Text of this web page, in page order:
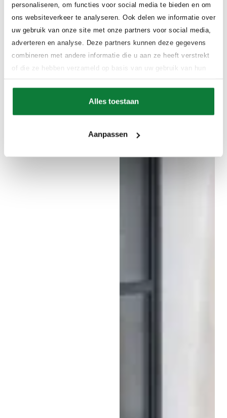
personaliseren, om functies voor social media te bieden en om
ons websiteverkeer te analyseren. Ook delen we informatie over
uw gebruik van onze site met onze partners voor social media,
adverteren en analyse. Deze partners kunnen deze gegevens
combineren met andere informatie die u aan ze heeft verstrekt
of die ze hebben verzameld op basis van uw gebruik van hun
Alles toestaan
Aanpassen